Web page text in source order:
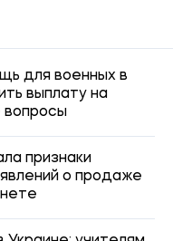
как
трудовой
правила
правила
теперь будут
стажа